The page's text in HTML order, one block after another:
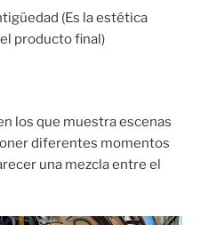
(Es la estética
producto final)
los que muestra escenas
diferentes momentos
una mezcla entre el